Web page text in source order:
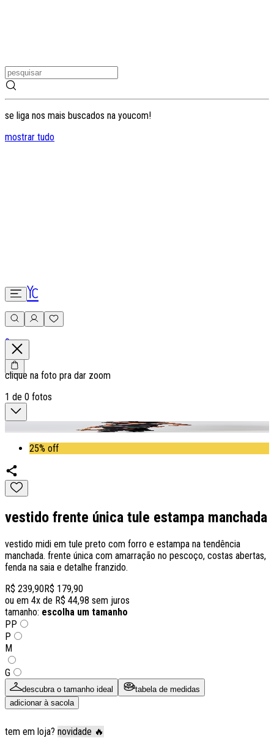
se liga nos mais buscados na youcom!
mostrar tudo
0
clique na foto pra dar zoom
1 de 0 fotos
25% off
vestido frente única tule estampa manchada
vestido midi em tule preto com forro e estampa na tendência
manchada. frente única com amarração no pescoço, costas abertas,
fenda na saia e detalhe franzido.
R$ 239,90R$ 179,90
ou em 4x de R$ 44,98 sem juros
tamanho: escolha um tamanho
PP
P
M
G
descubra o tamanho ideal
tabela de medidas
adicionar à sacola
tem em loja? novidade 🔥